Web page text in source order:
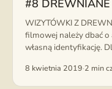
#8
WIZYTÓWKI Z
filmowej należy dbać o
własną identyfikację.
8 kwietnia 2019·2 min